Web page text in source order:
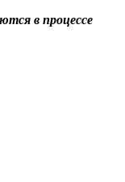
в процессе